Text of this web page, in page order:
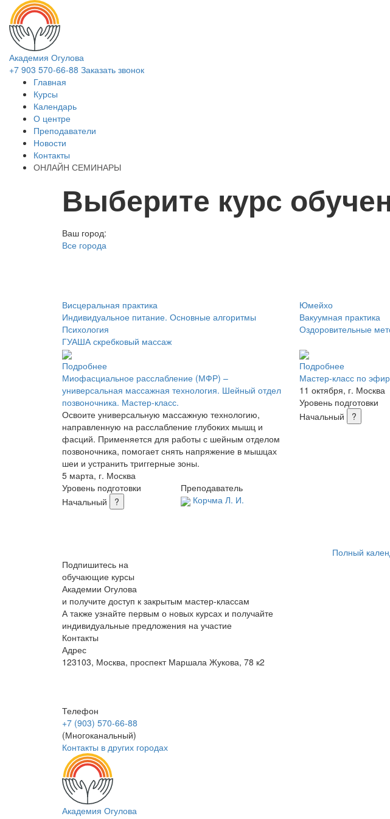
Академия Огулова
+7 903 570-66-88 Заказать звонок
Главная
Курсы
Календарь
О центре
Преподаватели
Новости
Контакты
ОНЛАЙН СЕМИНАРЫ
Выберите курс
Ваш город:
Все города
Висцеральная практика
Юмейхо
Индивидуальное питание. Основные алгоритмы
Вакуумная практика
Психология
Оздоровительные
ГУАША скребковый массаж
Подробнее
Миофасциальное расслабление (МФР) –
универсальная массажная технология. Шейный отдел
позвоночника. Мастер-класс.
Освоите универсальную массажную технологию,
направленную на расслабление глубоких мышц и
фасций. Применяется для работы с шейным отделом
позвоночника, помогает снять напряжение в мышцах
шеи и устранить триггерные зоны.
5 марта, г. Москва
Уровень подготовки
Начальный
?
Преподаватель
Корчма Л. И.
Подробнее
Мастер-класс по
11 октября, г. Москва
Уровень подготовки
Начальный
?
Полный
Подпишитесь на
обучающие курсы
Академии Огулова
и получите доступ к закрытым мастер-классам
А также узнайте первым о новых курсах и получайте
индивидуальные предложения на участие
Контакты
Адрес
123103, Москва, проспект Маршала Жукова, 78 к2
Телефон
+7 (903) 570-66-88
(Многоканальный)
Контакты в других городах
Академия Огулова